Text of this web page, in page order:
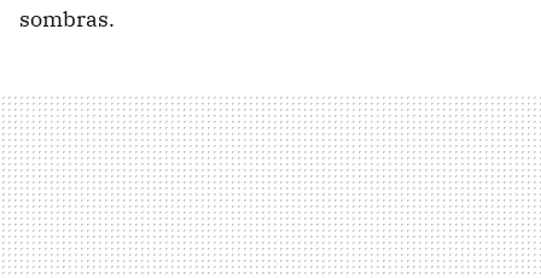
sombras.